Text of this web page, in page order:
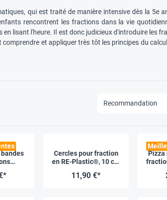
qui est traité de manière intensive dès la 5e
rencontrent les fractions dans la vie
lisant l'heure. Il est donc judicieux d'introduire les
et appliquer très tôt les principes du
Cercles pour fraction
en RE-Plastic®, 10 cm
11,90 €*
Pizza